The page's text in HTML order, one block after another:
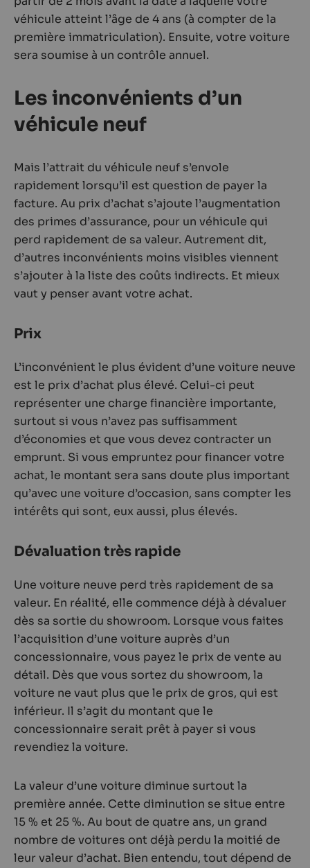
véhicule atteint l’âge de 4 ans (à compter de la
première immatriculation). Ensuite, votre voiture
sera soumise à un contrôle annuel.
Les inconvénients d’un
véhicule neuf
Mais l’attrait du véhicule neuf s’envole
rapidement lorsqu’il est question de payer la
facture. Au prix d’achat s’ajoute l’augmentation
des primes d’assurance, pour un véhicule qui
perd rapidement de sa valeur. Autrement dit,
d’autres inconvénients moins visibles viennent
s’ajouter à la liste des coûts indirects. Et mieux
vaut y penser avant votre achat.
Prix
L’inconvénient le plus évident d’une voiture neuve
est le prix d’achat plus élevé. Celui-ci peut
représenter une charge financière importante,
surtout si vous n’avez pas suffisamment
d’économies et que vous devez contracter un
emprunt. Si vous empruntez pour financer votre
achat, le montant sera sans doute plus important
qu’avec une voiture d’occasion, sans compter les
intérêts qui sont, eux aussi, plus élevés.
Dévaluation très rapide
Une voiture neuve perd très rapidement de sa
valeur. En réalité, elle commence déjà à dévaluer
dès sa sortie du showroom. Lorsque vous faites
l’acquisition d’une voiture auprès d’un
concessionnaire, vous payez le prix de vente au
détail. Dès que vous sortez du showroom, la
voiture ne vaut plus que le prix de gros, qui est
inférieur. Il s’agit du montant que le
concessionnaire serait prêt à payer si vous
revendiez la voiture.
La valeur d’une voiture diminue surtout la
première année. Cette diminution se situe entre
15 % et 25 %. Au bout de quatre ans, un grand
nombre de voitures ont déjà perdu la moitié de
leur valeur d’achat. Bien entendu, tout dépend de